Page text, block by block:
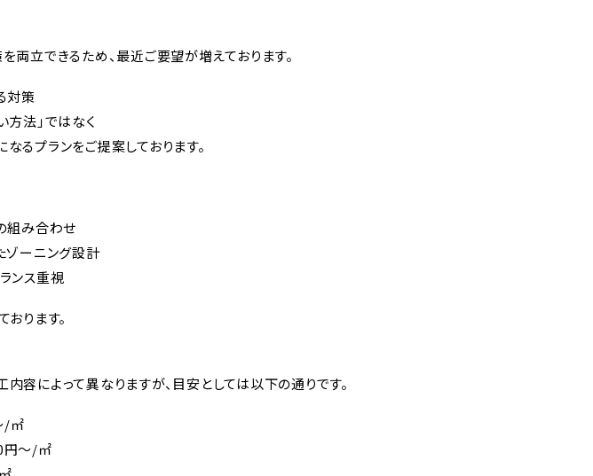
両立できるため、最近ご要望が増えております。
対策
方法」ではなく
るプランをご提案しております。
組み合わせ
ゾーニング設計
ンス重視
ります。
容によって異なりますが、目安としては以下の通りです。
/㎡
円〜/㎡